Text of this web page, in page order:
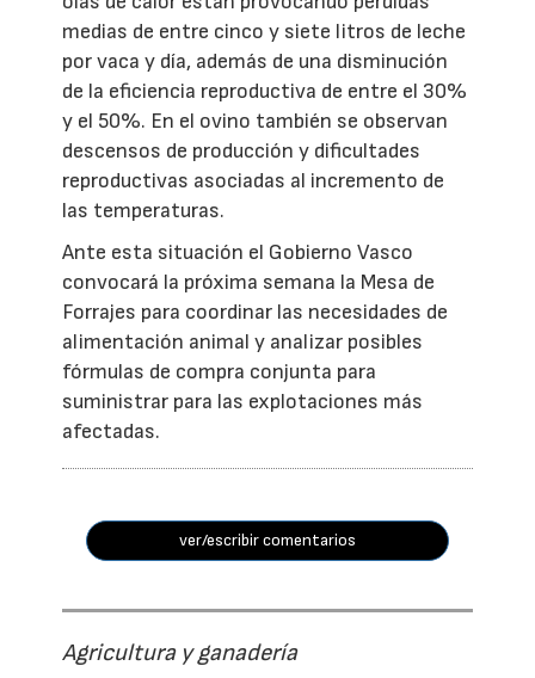
medias de entre cinco y siete litros de leche
por vaca y día, además de una disminución
de la eficiencia reproductiva de entre el 30%
y el 50%. En el ovino también se observan
descensos de producción y dificultades
reproductivas asociadas al incremento de
las temperaturas.
Ante esta situación el Gobierno Vasco
convocará la próxima semana la Mesa de
Forrajes para coordinar las necesidades de
alimentación animal y analizar posibles
fórmulas de compra conjunta para
suministrar para las explotaciones más
afectadas.
ver/escribir comentarios
Agricultura y ganadería